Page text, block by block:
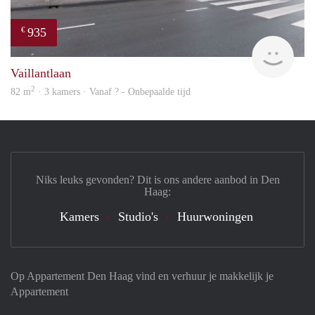
€ 935
Vaillantlaan
82 m2 · 3 kamers · Vanaf ? - Onbepaalde tijd
Op Appartement Den Haag vind en verhuur je makkelijk je
Appartement
Niks leuks gevonden? Dit is ons andere aanbod in Den
Haag:
Kamers Studio's Huurwoningen